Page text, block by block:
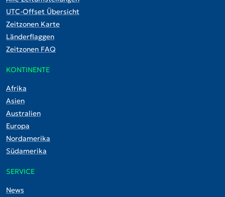
UTC-Offset Übersicht
Zeitzonen Karte
Länderflaggen
Zeitzonen FAQ
KONTINENTE
Afrika
Asien
Australien
Europa
Nordamerika
Südamerika
SERVICE
News